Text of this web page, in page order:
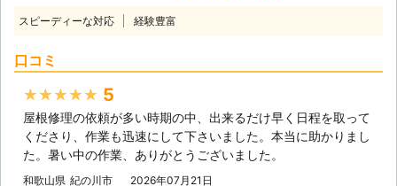
もりに費用をいただく場合がございま
は雨漏り修理工事や屋根工事などをお
しょう】 雨漏りが起きているのであ
れば、一刻も早く修理をしてほしいで
すよね。 弊社は、そんなお客さまの
ために迅速な対応を心がけておりま
スピーディーな対応 経験豊富
口コミ
★★★★★ 5
屋根修理の依頼が多い時期の中、出来るだけ早く日程を取って
くださり、作業も迅速にして下さいました。本当に助かりまし
た。暑い中の作業、ありがとうございました。
和歌山県 紀の川市 2026年07月21日